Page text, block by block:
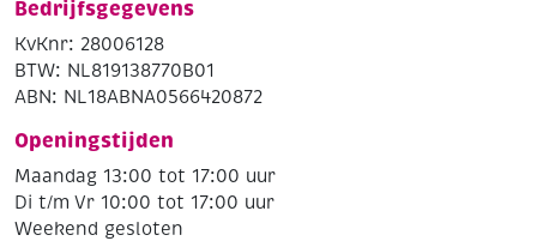
Bedrijfsgegevens
KvKnr: 28006128
BTW: NL819138770B01
ABN: NL18ABNA0566420872
Openingstijden
Maandag 13:00 tot 17:00 uur
Di t/m Vr 10:00 tot 17:00 uur
Weekend gesloten